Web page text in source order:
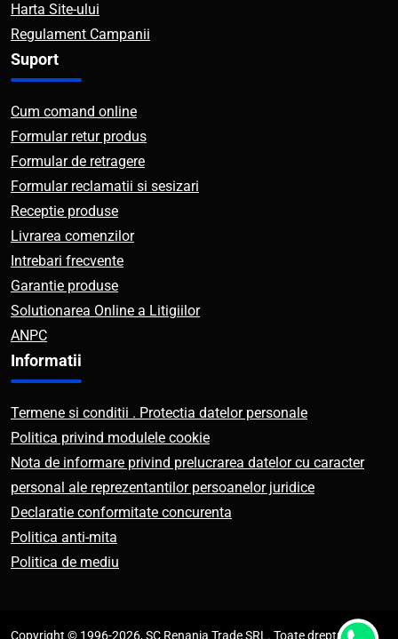
Harta Site-ului
Regulament Campanii
Suport
Cum comand online
Formular retur produs
Formular de retragere
Formular reclamatii si sesizari
Receptie produse
Livrarea comenzilor
Intrebari frecvente
Garantie produse
Solutionarea Online a Litigiilor
ANPC
Informatii
Termene si conditii . Protectia datelor personale
Politica privind modulele cookie
Nota de informare privind prelucrarea datelor cu caracter
personal ale reprezentantilor persoanelor juridice
Declaratie conformitate concurenta
Politica anti-mita
Politica de mediu
Copyright © 1996-2026, SC Renania Trade SRL. Toate drepturile